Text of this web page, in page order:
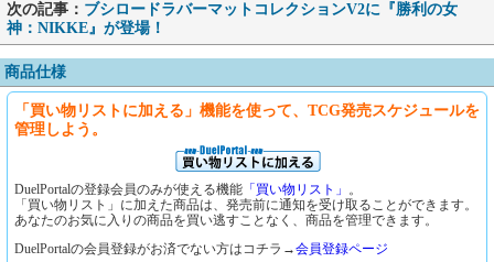
次の記事： ブシロードラバーマットコレクションV2に『勝利の女
神：NIKKE』が登場！
商品仕様
「買い物リストに加える」機能を使って、TCG発売スケジュールを
管理しよう。
DuelPortalの登録会員のみが使える機能 「買い物リスト」 。
「買い物リスト」に加えた商品は、発売前に通知を受け取ることができます。
あなたのお気に入りの商品を買い逃すことなく、商品を管理できます。
DuelPortalの会員登録がお済でない方はコチラ→会員登録ページ